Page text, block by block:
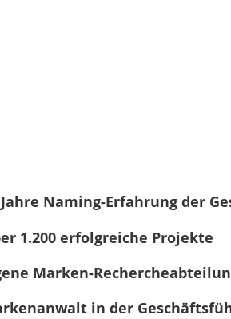
Naming-Erfahrung der
1.200 erfolgreiche Projekte
Marken-
in der